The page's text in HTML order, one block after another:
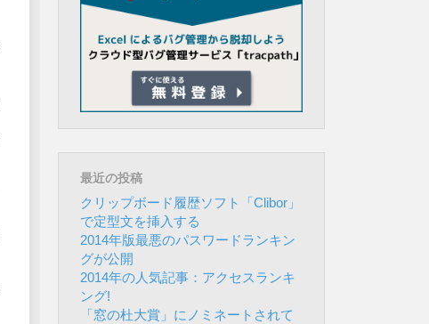
最近の投稿
クリップボード履歴ソフト「Clibor」
で定型文を挿入する
2014年版最悪のパスワードランキン
グが公開
2014年の人気記事：アクセスランキ
ング!
「窓の杜大賞」にノミネートされて